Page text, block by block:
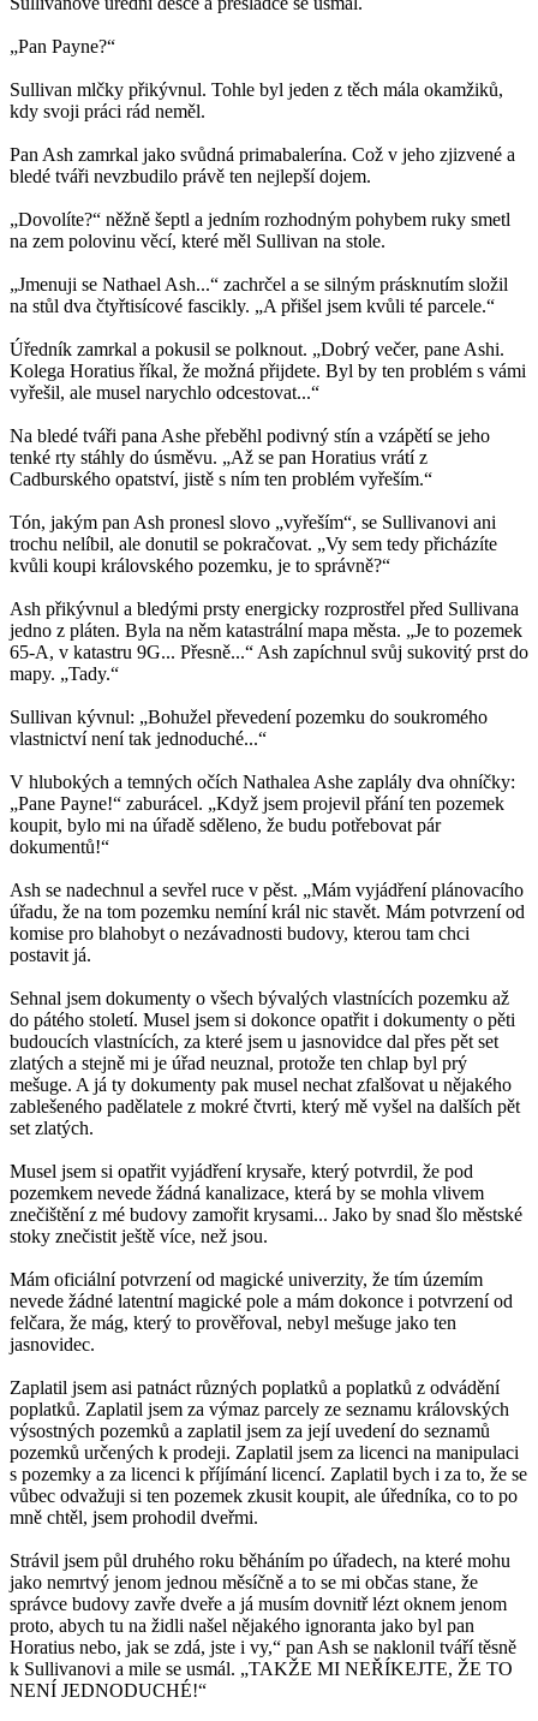
„Pan Payne?“
Sullivan mlčky přikývnul. Tohle byl jeden z těch mála okamžiků,
kdy svoji práci rád neměl.
Pan Ash zamrkal jako svůdná primabalerína. Což v jeho zjizvené a
bledé tváři nevzbudilo právě ten nejlepší dojem.
„Dovolíte?“ něžně šeptl a jedním rozhodným pohybem ruky smetl
na zem polovinu věcí, které měl Sullivan na stole.
„Jmenuji se Nathael Ash...“ zachrčel a se silným prásknutím složil
na stůl dva čtyřtisícové fascikly. „A přišel jsem kvůli té parcele.“
Úředník zamrkal a pokusil se polknout. „Dobrý večer, pane Ashi.
Kolega Horatius říkal, že možná přijdete. Byl by ten problém s vámi
vyřešil, ale musel narychlo odcestovat...“
Na bledé tváři pana Ashe přeběhl podivný stín a vzápětí se jeho
tenké rty stáhly do úsměvu. „Až se pan Horatius vrátí z
Cadburského opatství, jistě s ním ten problém vyřeším.“
Tón, jakým pan Ash pronesl slovo „vyřeším“, se Sullivanovi ani
trochu nelíbil, ale donutil se pokračovat. „Vy sem tedy přicházíte
kvůli koupi královského pozemku, je to správně?“
Ash přikývnul a bledými prsty energicky rozprostřel před Sullivana
jedno z pláten. Byla na něm katastrální mapa města. „Je to pozemek
65-A, v katastru 9G... Přesně...“ Ash zapíchnul svůj sukovitý prst do
mapy. „Tady.“
Sullivan kývnul: „Bohužel převedení pozemku do soukromého
vlastnictví není tak jednoduché...“
V hlubokých a temných očích Nathalea Ashe zaplály dva ohníčky:
„Pane Payne!“ zaburácel. „Když jsem projevil přání ten pozemek
koupit, bylo mi na úřadě sděleno, že budu potřebovat pár
dokumentů!“
Ash se nadechnul a sevřel ruce v pěst. „Mám vyjádření plánovacího
úřadu, že na tom pozemku nemíní král nic stavět. Mám potvrzení od
komise pro blahobyt o nezávadnosti budovy, kterou tam chci
postavit já.
Sehnal jsem dokumenty o všech bývalých vlastnících pozemku až
do pátého století. Musel jsem si dokonce opatřit i dokumenty o pěti
budoucích vlastnících, za které jsem u jasnovidce dal přes pět set
zlatých a stejně mi je úřad neuznal, protože ten chlap byl prý
mešuge. A já ty dokumenty pak musel nechat zfalšovat u nějakého
zablešeného padělatele z mokré čtvrti, který mě vyšel na dalších pět
set zlatých.
Musel jsem si opatřit vyjádření krysaře, který potvrdil, že pod
pozemkem nevede žádná kanalizace, která by se mohla vlivem
znečištění z mé budovy zamořit krysami... Jako by snad šlo městské
stoky znečistit ještě více, než jsou.
Mám oficiální potvrzení od magické univerzity, že tím územím
nevede žádné latentní magické pole a mám dokonce i potvrzení od
felčara, že mág, který to prověřoval, nebyl mešuge jako ten
jasnovidec.
Zaplatil jsem asi patnáct různých poplatků a poplatků z odvádění
poplatků. Zaplatil jsem za výmaz parcely ze seznamu královských
výsostných pozemků a zaplatil jsem za její uvedení do seznamů
pozemků určených k prodeji. Zaplatil jsem za licenci na manipulaci
s pozemky a za licenci k příjímání licencí. Zaplatil bych i za to, že se
vůbec odvažuji si ten pozemek zkusit koupit, ale úředníka, co to po
mně chtěl, jsem prohodil dveřmi.
Strávil jsem půl druhého roku běháním po úřadech, na které mohu
jako nemrtvý jenom jednou měsíčně a to se mi občas stane, že
správce budovy zavře dveře a já musím dovnitř lézt oknem jenom
proto, abych tu na židli našel nějakého ignoranta jako byl pan
Horatius nebo, jak se zdá, jste i vy,“ pan Ash se naklonil tváří těsně
k Sullivanovi a mile se usmál. „TAKŽE MI NEŘÍKEJTE, ŽE TO
NENÍ JEDNODUCHÉ!“